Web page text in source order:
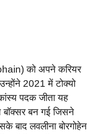
को अपने करियर
2021 में टोक्यो
पदक जीता यह
बॉक्सर बन गई जिसने
बाद लवलीना बोरगोहेन